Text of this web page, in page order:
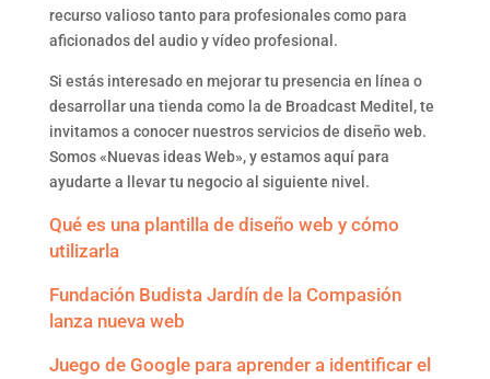
recurso valioso tanto para profesionales como para
aficionados del audio y vídeo profesional.
Si estás interesado en mejorar tu presencia en línea o
desarrollar una tienda como la de Broadcast Meditel, te
invitamos a conocer nuestros servicios de diseño web.
Somos «Nuevas ideas Web», y estamos aquí para
ayudarte a llevar tu negocio al siguiente nivel.
Qué es una plantilla de diseño web y cómo
utilizarla
Fundación Budista Jardín de la Compasión
lanza nueva web
Juego de Google para aprender a identificar el